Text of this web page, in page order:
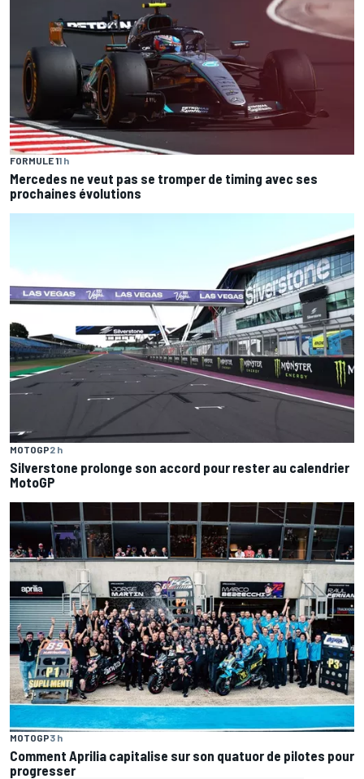
FORMULE 11 h
Mercedes ne veut pas se tromper de timing avec ses
prochaines évolutions
MOTOGP2 h
Silverstone prolonge son accord pour rester au calendrier
MotoGP
MOTOGP3 h
Comment Aprilia capitalise sur son quatuor de pilotes pour
progresser